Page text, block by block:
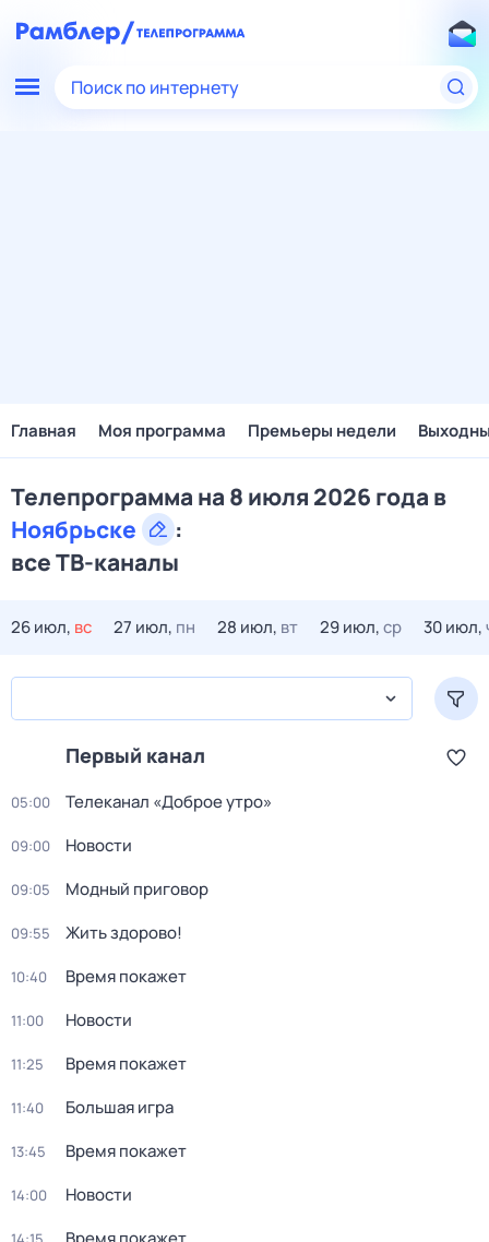
Поиск по интернету
Главная Моя программа Премьеры недели
Телепрограмма на 8 июля 2026 года в
Ноябрьске
:
все ТВ-каналы
26 июл, вс 27 июл, пн 28 июл, вт 29 июл,ср 30 июл,
Первый канал
05:00 Телеканал «Доброе утро»
09:00 Новости
09:05 Модный приговор
09:55 Жить здорово!
10:40 Время покажет
11:00 Новости
11:25 Время покажет
11:40 Большая игра
13:45 Время покажет
14:00 Новости